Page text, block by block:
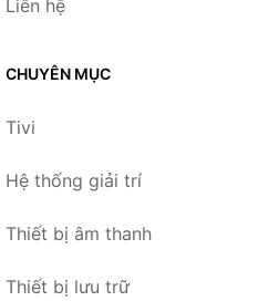
Liên hệ
CHUYÊN MỤC
Tivi
Hệ thống giải trí
Thiết bị âm thanh
Thiết bị lưu trữ